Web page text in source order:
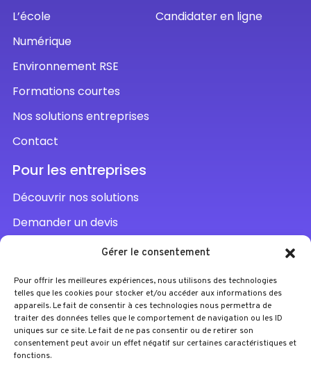
Gérer le consentement
Pour offrir les meilleures expériences, nous utilisons des technologies
telles que les cookies pour stocker et/ou accéder aux informations des
appareils. Le fait de consentir à ces technologies nous permettra de
traiter des données telles que le comportement de navigation ou les ID
uniques sur ce site. Le fait de ne pas consentir ou de retirer son
consentement peut avoir un effet négatif sur certaines caractéristiques et
fonctions.
L’école
Numérique
Environnement RSE
Formations courtes
Nos solutions entreprises
Contact
Candidater en ligne
Pour les entreprises
Découvrir nos solutions
Demander un devis
Parler à un conseiller